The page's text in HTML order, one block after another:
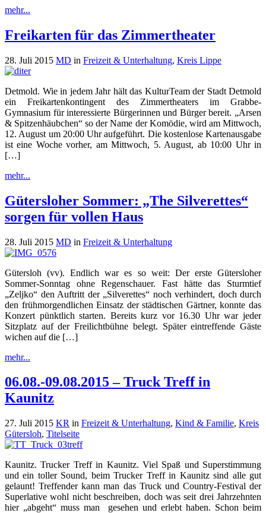
mehr...
Freikarten für das Zimmertheater
28. Juli 2015 MD in Freizeit & Unterhaltung, Kreis Lippe
Detmold. Wie in jedem Jahr hält das KulturTeam der Stadt Detmold
ein Freikartenkontingent des Zimmertheaters im Grabbe-
Gymnasium für interessierte Bürgerinnen und Bürger bereit. „Arsen
& Spitzenhäubchen“ so der Name der Komödie, wird am Mittwoch,
12. August um 20:00 Uhr aufgeführt. Die kostenlose Kartenausgabe
ist eine Woche vorher, am Mittwoch, 5. August, ab 10:00 Uhr in
[…]
mehr...
Gütersloher Sommer: „The Silverettes“
sorgen für vollen Haus
28. Juli 2015 MD in Freizeit & Unterhaltung
Gütersloh (vv). Endlich war es so weit: Der erste Gütersloher
Sommer-Sonntag ohne Regenschauer. Fast hätte das Sturmtief
„Zeljko“ den Auftritt der „Silverettes“ noch verhindert, doch durch
den frühmorgendlichen Einsatz der städtischen Gärtner, konnte das
Konzert pünktlich starten. Bereits kurz vor 16.30 Uhr war jeder
Sitzplatz auf der Freilichtbühne belegt. Später eintreffende Gäste
wichen auf die […]
mehr...
06.08.-09.08.2015 – Truck Treff in
Kaunitz
27. Juli 2015 KR in Freizeit & Unterhaltung, Kind & Familie, Kreis
Gütersloh, Titelseite
Kaunitz. Trucker Treff in Kaunitz. Viel Spaß und Superstimmung
und ein toller Sound, beim Trucker Treff in Kaunitz sind alle gut
gelaunt! Treffender kann man das Truck und Country-Festival der
Superlative wohl nicht beschreiben, doch was seit drei Jahrzehnten
hier „abgeht“ muss man gesehen und erlebt haben. Schon beim